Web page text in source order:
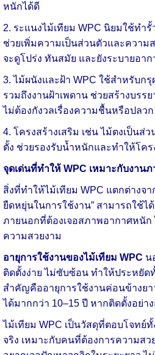
หนักได้ดี
2. ระแนงไม้เทียม WPC นิยมใช้ทำ
ช่วยเพิ่มความเป็นส่วนตัวและความ
จะดูโปร่ง ทันสมัย และยังระบายอาก
3. ไม้ผนังและฝ้า WPC ใช้สำหรับก
รวมถึงงานฝ้าเพดาน ช่วยสร้างบรร
ไม่ต้องกังวลเรื่องความชื้นหรือปลวก
4. โครงสร้างเสริม เช่น ไม้ตงเป็น
ตั้ง ช่วยรองรับน้ำหนักและทำให้โค
จุดเด่นที่ทำให้ WPC เหมาะกับงาน
สิ่งที่ทำให้ไม้เทียม WPC แตกต่างจ
ยืดหยุ่นในการใช้งาน” สามารถใช้
ภายนอกที่ต้องเจอสภาพอากาศหนัก
ความสวยงาม
อายุการใช้งานของไม้เทียม WPC น
ติดตั้งง่าย ไม่ซับซ้อน ทำให้ประหยัด
สำคัญคืออายุการใช้งานค่อนข้างย
ได้มากกว่า 10–15 ปี หากติดตั้งอย่า
ไม้เทียม WPC เป็นวัสดุที่ตอบโจทย์
จริง เหมาะกับคนที่ต้องการความส